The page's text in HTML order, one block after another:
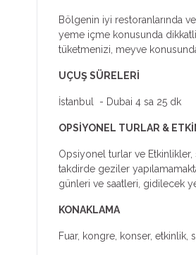
Bölgenin iyi restoranlarında
yeme içme konusunda
tüketmenizi, meyve
UÇUŞ SÜRELERİ
İstanbul - Dubai 4 sa 25 dk
OPSİYONEL TURLAR &
Opsiyonel turlar ve Etkinlikler,
takdirde geziler
günleri ve saatleri, gidilecek
KONAKLAMA
Fuar, kongre, konser,